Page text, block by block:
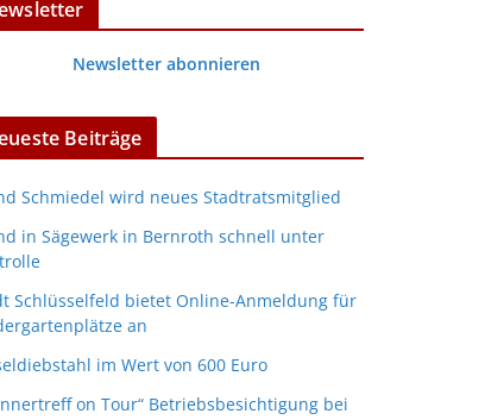
Newsletter abonnieren
Beiträge
Schmiedel wird neues Stadtratsmitglied
in Sägewerk in Bernroth schnell unter
Schlüsselfeld bietet Online-Anmeldung für
an
im Wert von 600 Euro
on Tour“ Betriebsbesichtigung bei